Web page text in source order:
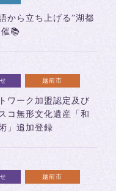
から立ち上げる”湖都
📚
越前市
ワーク加盟認定及び
コ無形文化遺産「和
」追加登録
越前市